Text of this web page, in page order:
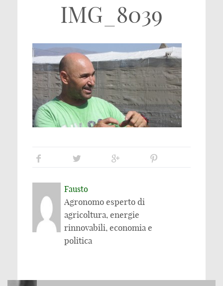
IMG_8039
Fausto
Agronomo esperto di
agricoltura, energie
rinnovabili, economia e
politica